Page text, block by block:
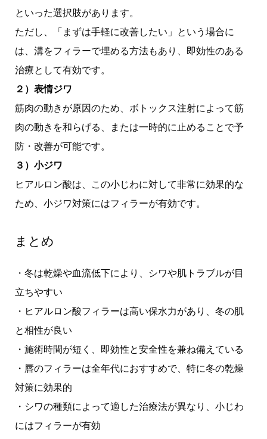
といった選択肢があります。
ただし、「まずは手軽に改善したい」という場合に
は、溝をフィラーで埋める方法もあり、即効性のある
治療として有効です。
２）表情ジワ
筋肉の動きが原因のため、ボトックス注射によって筋
肉の動きを和らげる、または一時的に止めることで予
防・改善が可能です。
３）小ジワ
ヒアルロン酸は、この小じわに対して非常に効果的な
ため、小ジワ対策にはフィラーが有効です。
まとめ
・冬は乾燥や血流低下により、シワや肌トラブルが目
立ちやすい
・ヒアルロン酸フィラーは高い保水力があり、冬の肌
と相性が良い
・施術時間が短く、即効性と安全性を兼ね備えている
・唇のフィラーは全年代におすすめで、特に冬の乾燥
対策に効果的
・シワの種類によって適した治療法が異なり、小じわ
にはフィラーが有効